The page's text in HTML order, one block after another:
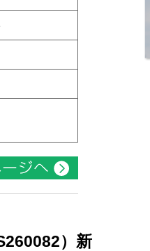
）新